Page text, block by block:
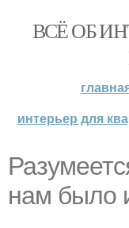
ВСЁ ОБ
интерьер для
нам было